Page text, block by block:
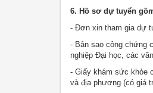
6. Hồ sơ dự tuyển
- Đơn xin tham gia dự
- Bản sao công chứng
nghiệp Đại học, các
- Giấy khám sức khỏe
và địa phương (có giá